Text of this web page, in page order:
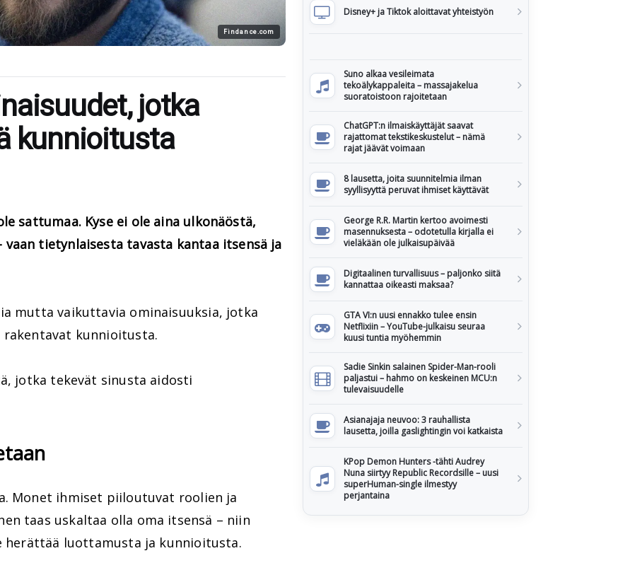
Findance.com
jotka
kunnioitusta
sattumaa. Kyse ei ole aina ulkonäöstä,
tietynlaisesta tavasta kantaa itsensä ja
mutta vaikuttavia ominaisuuksia, jotka
rakentavat kunnioitusta.
jotka tekevät sinusta aidosti
Monet ihmiset piiloutuvat roolien ja
taas uskaltaa olla oma itsensä – niin
herättää luottamusta ja kunnioitusta.
Disney+ ja Tiktok aloittavat yhteistyön
Suno alkaa vesileimata
tekoälykappaleita – massajakelua
suoratoistoon rajoitetaan
ChatGPT:n ilmaiskäyttäjät saavat
rajattomat tekstikeskustelut – nämä
rajat jäävät voimaan
8 lausetta, joita suunnitelmia ilman
syyllisyyttä peruvat ihmiset käyttävät
George R.R. Martin kertoo avoimesti
masennuksesta – odotetulla kirjalla ei
vieläkään ole julkaisupäivää
Digitaalinen turvallisuus – paljonko siitä
kannattaa oikeasti maksaa?
GTA VI:n uusi ennakko tulee ensin
Netflixiin – YouTube-julkaisu seuraa
kuusi tuntia myöhemmin
Sadie Sinkin salainen Spider-Man-rooli
paljastui – hahmo on keskeinen MCU:n
tulevaisuudelle
Asianajaja neuvoo: 3 rauhallista
lausetta, joilla gaslightingin voi katkaista
KPop Demon Hunters -tähti Audrey
Nuna siirtyy Republic Recordsille – uusi
superHuman-single ilmestyy
perjantaina